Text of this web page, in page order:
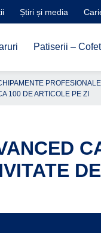
Știri și media
Patiserii –
100 DE ARTICOLE PE ZI